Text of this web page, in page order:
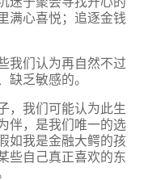
满心喜悦；追逐金钱
我们认为再自然不过
缺乏敏感的。
，我们可能认为此生
伴，是我们唯一的选
如我是金融大鳄的孩
些自己真正喜欢的东